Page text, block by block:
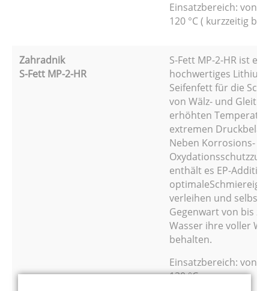
Einsatzbereich: von -
120 °C ( kurzzeitig bis
Zahradnik
S-Fett MP-2-HR
S-Fett MP-2-HR ist ein
hochwertiges
Seifenfett für die
von Wälz- und
erhöhten
extremen
Neben Korrosions-
enthält es EP-
verleihen und selbst
Gegenwart von bis zu
Wasser ihre voller
behalten.
Einsatzbereich: von -
130 °C